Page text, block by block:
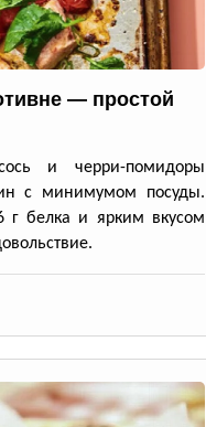
— простой
и черри-помидоры
с минимумом посуды.
белка и ярким вкусом